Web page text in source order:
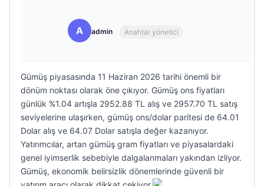
A admin Anahtar yönetici
Gümüş piyasasında 11 Haziran 2026 tarihi önemli bir
dönüm noktası olarak öne çıkıyor. Gümüş ons fiyatları
günlük %1.04 artışla 2952.88 TL alış ve 2957.70 TL satış
seviyelerine ulaşırken, gümüş ons/dolar paritesi de 64.01
Dolar alış ve 64.07 Dolar satışla değer kazanıyor.
Yatırımcılar, artan gümüş gram fiyatları ve piyasalardaki
genel iyimserlik sebebiyle dalgalanmaları yakından izliyor.
Gümüş, ekonomik belirsizlik dönemlerinde güvenli bir